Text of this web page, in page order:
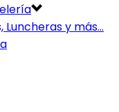
Luncheras y más…